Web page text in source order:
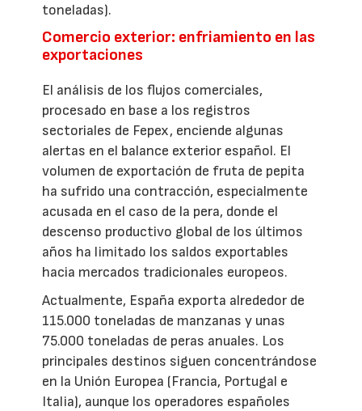
toneladas).
Comercio exterior: enfriamiento en las
exportaciones
El análisis de los flujos comerciales,
procesado en base a los registros
sectoriales de Fepex, enciende algunas
alertas en el balance exterior español. El
volumen de exportación de fruta de pepita
ha sufrido una contracción, especialmente
acusada en el caso de la pera, donde el
descenso productivo global de los últimos
años ha limitado los saldos exportables
hacia mercados tradicionales europeos.
Actualmente, España exporta alrededor de
115.000 toneladas de manzanas y unas
75.000 toneladas de peras anuales. Los
principales destinos siguen concentrándose
en la Unión Europea (Francia, Portugal e
Italia), aunque los operadores españoles